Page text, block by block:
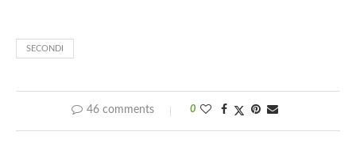
SECONDI
46 comments 0